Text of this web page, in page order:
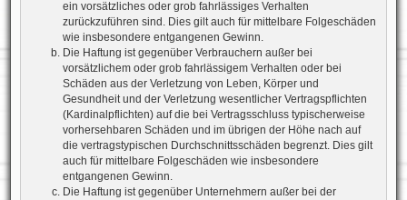
ein vorsätzliches oder grob fahrlässiges Verhalten
zurückzuführen sind. Dies gilt auch für mittelbare Folgeschäden
wie insbesondere entgangenen Gewinn.
Die Haftung ist gegenüber Verbrauchern außer bei
vorsätzlichem oder grob fahrlässigem Verhalten oder bei
Schäden aus der Verletzung von Leben, Körper und
Gesundheit und der Verletzung wesentlicher Vertragspflichten
(Kardinalpflichten) auf die bei Vertragsschluss typischerweise
vorhersehbaren Schäden und im übrigen der Höhe nach auf
die vertragstypischen Durchschnittsschäden begrenzt. Dies gilt
auch für mittelbare Folgeschäden wie insbesondere
entgangenen Gewinn.
Die Haftung ist gegenüber Unternehmern außer bei der